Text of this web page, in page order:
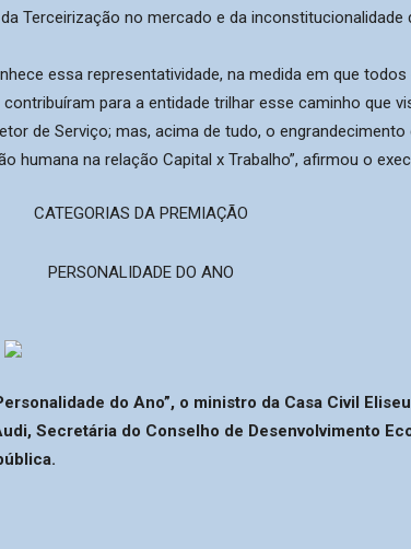
Terceirização no mercado e da inconstitucionalidade
essa representatividade, na medida em que todos
para a entidade trilhar esse caminho que
de Serviço; mas, acima de tudo, o
humana na relação Capital x ​Trabalho”, afirmou o
CATEGORIAS DA PREMIAÇÃO
PERSONALIDADE DO ANO
do Ano”, o ministro da Casa Civil
Secretária do Conselho de Desenvolvimento